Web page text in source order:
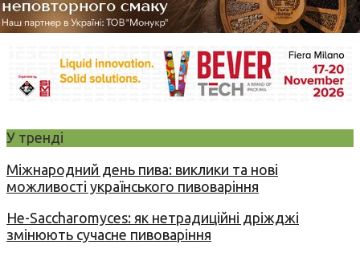
У тренді
Міжнародний день пива: виклики та нові
можливості українського пивоваріння
Не-Saccharomyces: як нетрадиційні дріжджі
змінюють сучасне пивоваріння